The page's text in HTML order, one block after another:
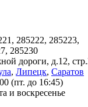
285222, 285223,
285230
дороги, д.12,
, Липецк, Саратов
(пт. до 16:45)
и воскресенье